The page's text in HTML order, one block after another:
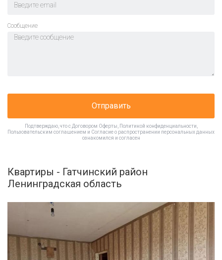
Cообщение
Отправить
Подтверждаю, что с Договором Оферты Политикой конфиденциальности
Пользовательским соглашением и Согласие о распространении персональных данных
ознакомился и согласен
Квартиры - Гатчинский район
Ленинградская область